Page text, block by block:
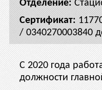
/ 0340270003840
С 2020 года
должности